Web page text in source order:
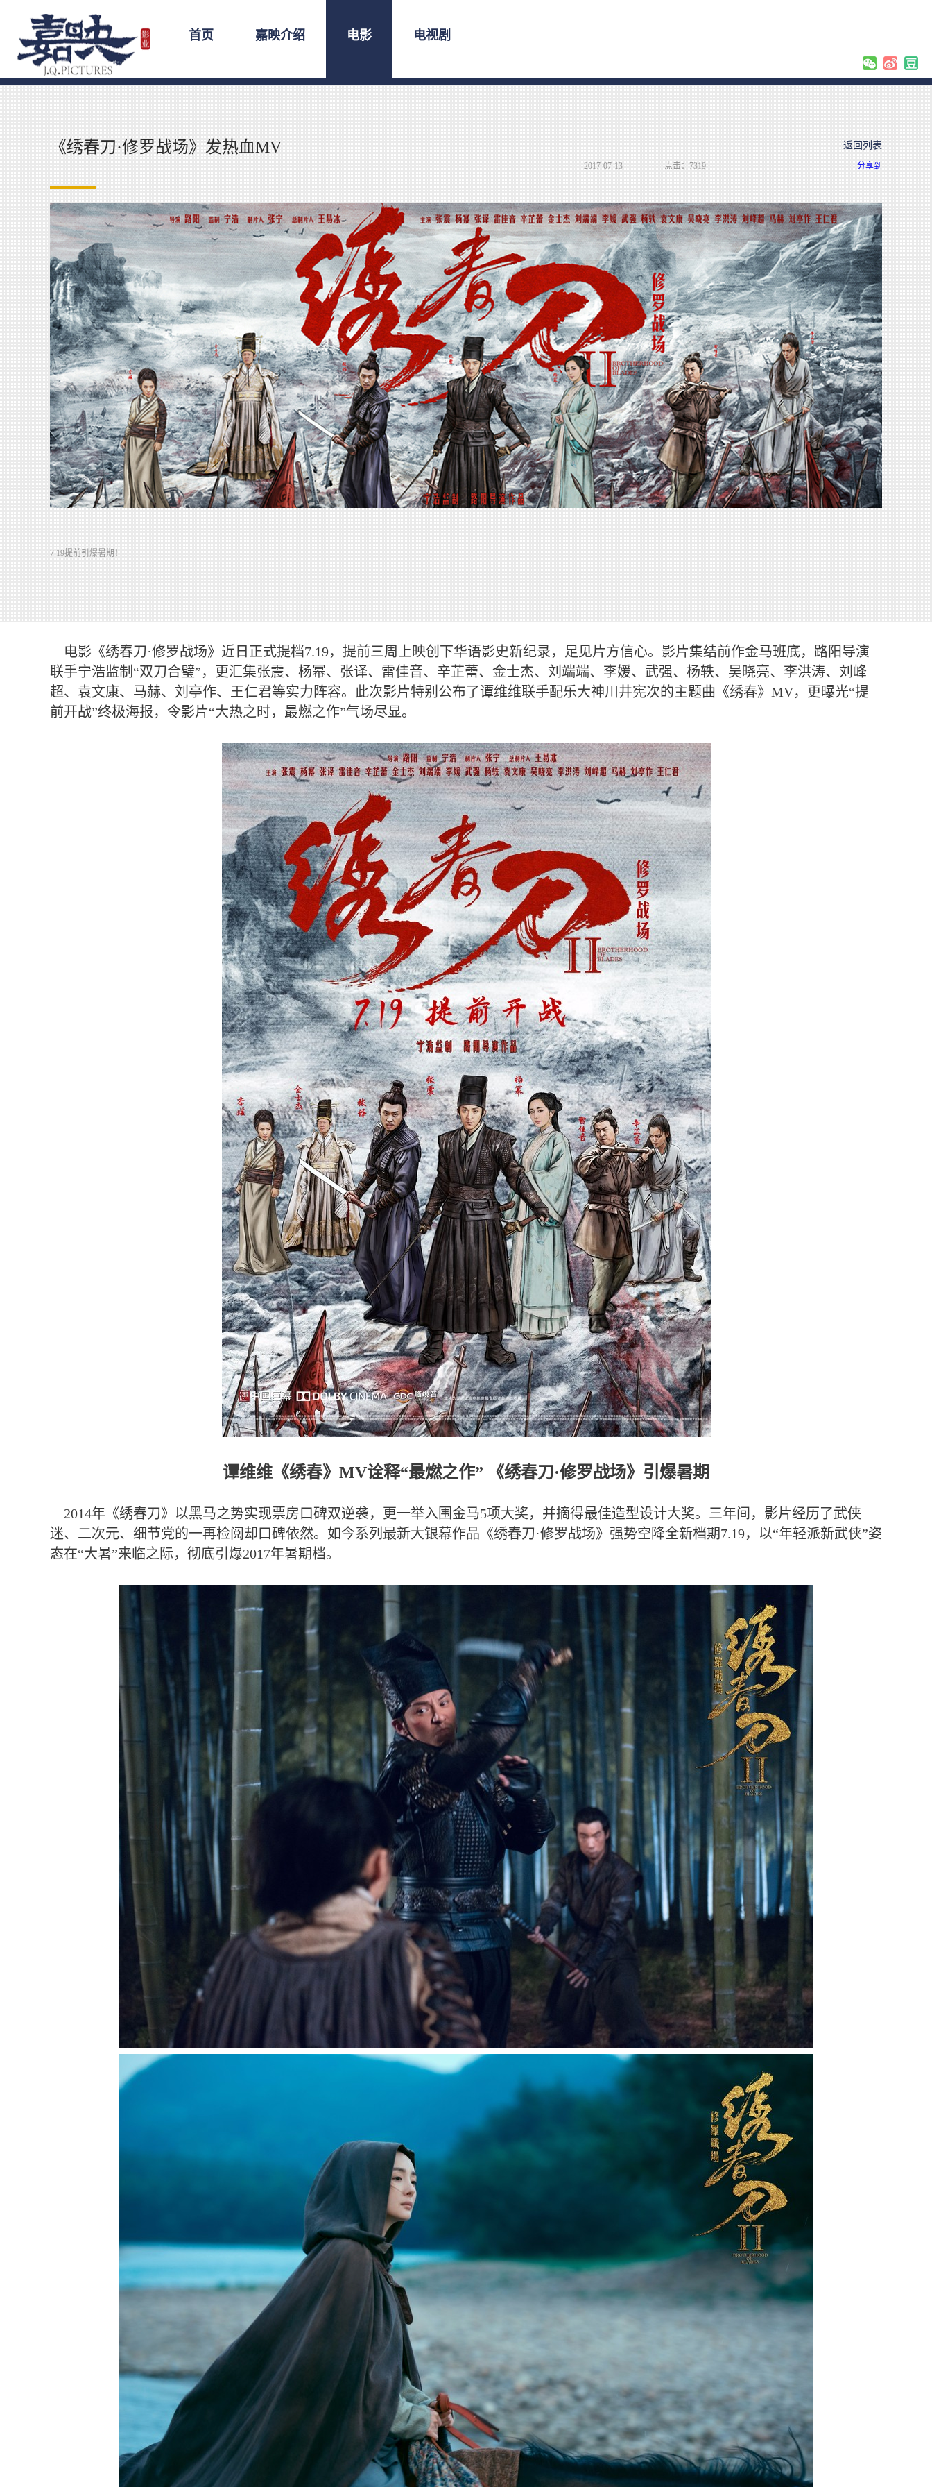
首页 嘉映介绍 电影 电视剧
《绣春刀·修罗战场》发热血MV 返回列表
2017-07-13 点击：7319 分享到
7.19提前引爆暑期！
电影《绣春刀·修罗战场》近日正式提档7.19，提前三周上映创下华语影史新纪录，足见片方信心。影片集结前作金马班底，路阳导演
联手宁浩监制“双刀合璧”，更汇集张震、杨幂、张译、雷佳音、辛芷蕾、金士杰、刘端端、李媛、武强、杨轶、吴晓亮、李洪涛、刘峰
超、袁文康、马赫、刘亭作、王仁君等实力阵容。此次影片特别公布了谭维维联手配乐大神川井宪次的主题曲《绣春》MV，更曝光“提
前开战”终极海报，令影片“大热之时，最燃之作”气场尽显。
谭维维《绣春》MV诠释“最燃之作” 《绣春刀·修罗战场》引爆暑期
2014年《绣春刀》以黑马之势实现票房口碑双逆袭，更一举入围金马5项大奖，并摘得最佳造型设计大奖。三年间，影片经历了武侠
迷、二次元、细节党的一再检阅却口碑依然。如今系列最新大银幕作品《绣春刀·修罗战场》强势空降全新档期7.19，以“年轻派新武侠”姿
态在“大暑”来临之际，彻底引爆2017年暑期档。